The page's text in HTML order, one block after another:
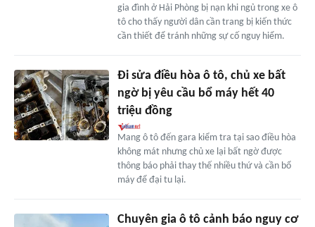
gia đình ở Hải Phòng bị nạn khi ngủ trong xe ô
tô cho thấy người dân cần trang bị kiến thức
cần thiết để tránh những sự cố nguy hiểm.
Đi sửa điều hòa ô tô, chủ xe bất
ngờ bị yêu cầu bổ máy hết 40
triệu đồng
Mang ô tô đến gara kiểm tra tại sao điều hòa
không mát nhưng chủ xe lại bất ngờ được
thông báo phải thay thế nhiều thứ và cần bổ
máy để đại tu lại.
Chuyên gia ô tô cảnh báo nguy cơ